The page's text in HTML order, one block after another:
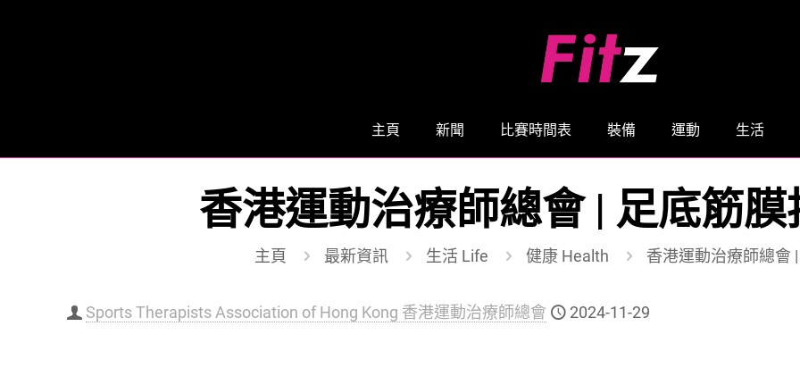
主頁 新聞 比賽時間表 裝備 運動 生活
香港運動治療師總會 | 足底筋
主頁 最新資訊 生活 Life 健康 Health 香港運動治療師總會
Sports Therapists Association of Hong Kong 香港運動治療師總會 2024-11-29